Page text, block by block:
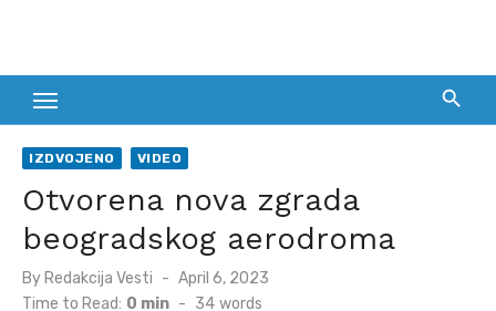
IZDVOJENO VIDEO
Otvorena nova zgrada
beogradskog aerodroma
By Redakcija Vesti
Posted
April 6, 2023
Time to Read: 0 min - 34 words